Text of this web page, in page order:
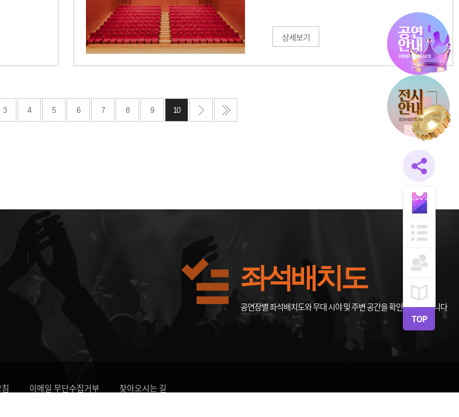
TOP
상세보기
3 4 5 6 7 8 9 10
좌석배치도
공연장별 좌석배치도와 무대 시야 및 주변 공간을 확인할 수 있습니다
이메일 무단수집거부 찾아오시는 길